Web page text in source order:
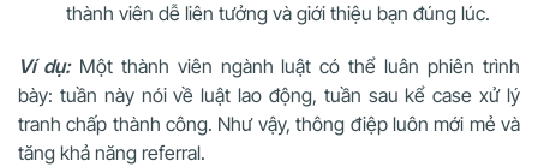
thành viên dễ liên tưởng và giới thiệu bạn đúng lúc.
Ví dụ:Một thành viên ngành luật có thể luân phiên trình
bày: tuần này nói về luật lao động, tuần sau kể case xử lý
tranh chấp thành công. Như vậy, thông điệp luôn mới mẻ và
tăng khả năng referral.